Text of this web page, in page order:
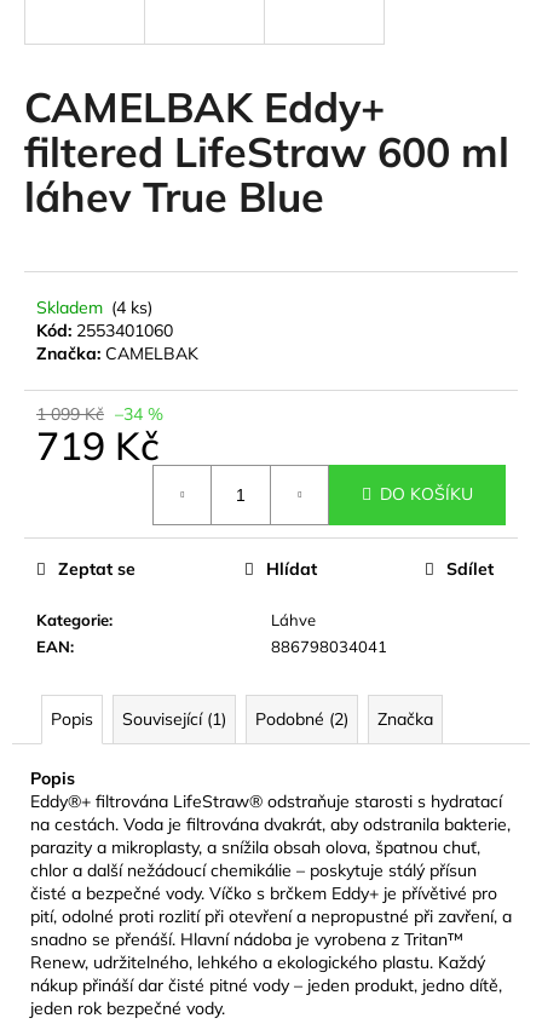
CAMELBAK Eddy+
filtered LifeStraw 600 ml
láhev True Blue
Skladem (4 ks)
Kód: 2553401060
Značka: CAMELBAK
1 099 Kč –34 %
719 Kč
DO KOŠÍKU
Kategorie:
Láhve
EAN: 886798034041
Zeptat se Hlídat Sdílet
Popis Související (1) Podobné (2) Značka
Popis
Eddy®+ filtrována LifeStraw® odstraňuje starosti s hydratací
na cestách. Voda je filtrována dvakrát, aby odstranila bakterie,
parazity a mikroplasty, a snížila obsah olova, špatnou chuť,
chlor a další nežádoucí chemikálie – poskytuje stálý přísun
čisté a bezpečné vody. Víčko s brčkem Eddy+ je přívětivé pro
pití, odolné proti rozlití při otevření a nepropustné při zavření, a
snadno se přenáší. Hlavní nádoba je vyrobena z Tritan™
Renew, udržitelného, lehkého a ekologického plastu. Každý
nákup přináší dar čisté pitné vody – jeden produkt, jedno dítě,
jeden rok bezpečné vody.
í
t
?
D
o
č
u
m
CAMELBAK
EDDY+
KIDS
400
ML
DĚTSKÁ
LÁHEV
SHARKS
AND
RAYS
281
Kč
Původně: